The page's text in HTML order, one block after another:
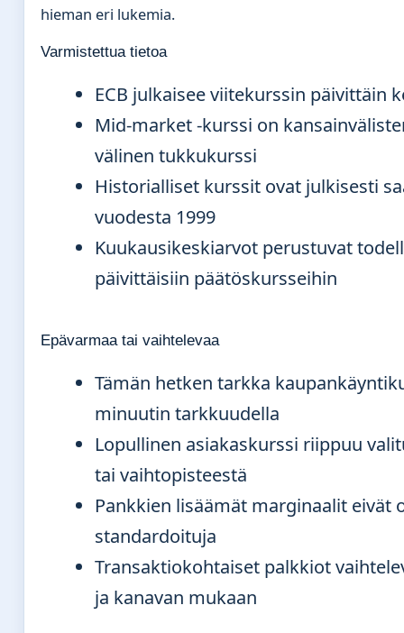
hieman eri lukemia.
Varmistettua tietoa
ECB julkaisee viitekurssin päivittäin
Mid-market -kurssi on
välinen tukkukurssi
Historialliset kurssit ovat julkisesti
vuodesta 1999
Kuukausikeskiarvot perustuvat
päivittäisiin päätöskursseihin
Epävarmaa tai vaihtelevaa
Tämän hetken tarkka
minuutin tarkkuudella
Lopullinen asiakaskurssi riippuu
tai vaihtopisteestä
Pankkien lisäämät marginaalit eivät
standardoituja
Transaktiokohtaiset palkkiot
ja kanavan mukaan